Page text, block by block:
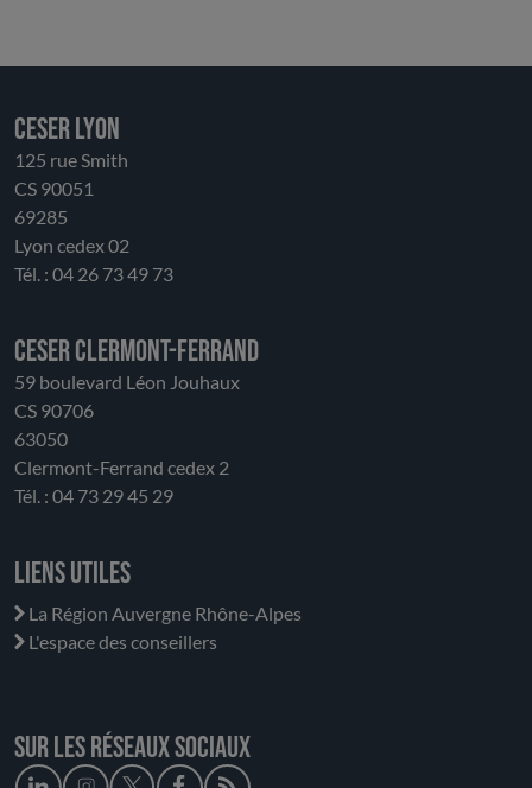
CESER LYON
125 rue Smith
CS 90051
69285
Lyon cedex 02
Tél. : 04 26 73 49 73
CESER Clermont-Ferrand
59 boulevard Léon Jouhaux
CS 90706
63050
Clermont-Ferrand cedex 2
Tél. : 04 73 29 45 29
Liens utiles
La Région Auvergne Rhône-Alpes
L'espace des conseillers
Sur les réseaux sociaux